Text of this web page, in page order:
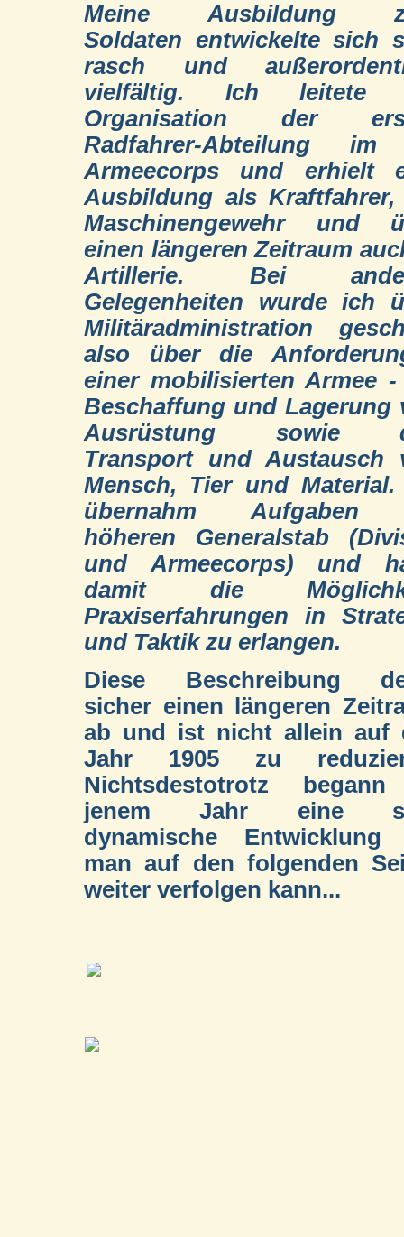
Meine Ausbildung
Soldaten entwickelte sich
rasch und
vielfältig. Ich leitete
Organisation der
Radfahrer-Abteilung im
Armeecorps und erhielt
Ausbildung als Kraftfahrer,
Maschinengewehr und
einen längeren Zeitraum
Artillerie. Bei
Gelegenheiten wurde ich
Militäradministration
also über die
einer mobilisierten Armee -
Beschaffung und Lagerung
Ausrüstung sowie
Transport und Austausch
Mensch, Tier und Material.
übernahm Aufgaben
höheren Generalstab
und Armeecorps) und
damit die
Praxiserfahrungen in
und Taktik zu erlangen.
Diese Beschreibung
sicher einen längeren
ab und ist nicht allein auf
Jahr 1905 zu
Nichtsdestotrotz
jenem Jahr eine
dynamische Entwicklung
man auf den folgenden
weiter verfolgen kann...